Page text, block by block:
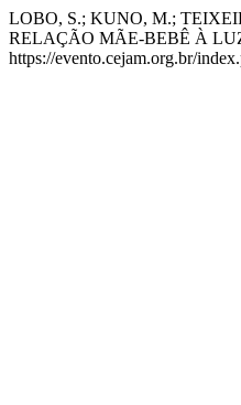
LOBO, S.; KUNO, M.;
RELAÇÃO MÃE-BEBÊ À LUZ
https://evento.cejam.org.br/